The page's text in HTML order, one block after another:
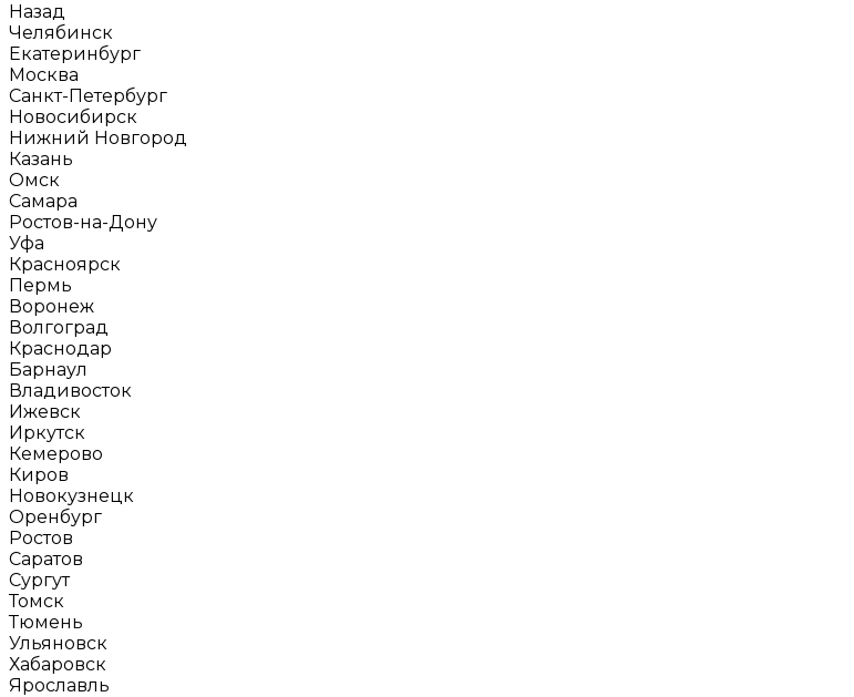
Назад
Челябинск
Екатеринбург
Москва
Санкт-Петербург
Новосибирск
Нижний Новгород
Казань
Омск
Самара
Ростов-на-Дону
Уфа
Красноярск
Пермь
Воронеж
Волгоград
Краснодар
Барнаул
Владивосток
Ижевск
Иркутск
Кемерово
Киров
Новокузнецк
Оренбург
Ростов
Саратов
Сургут
Томск
Тюмень
Ульяновск
Хабаровск
Ярославль